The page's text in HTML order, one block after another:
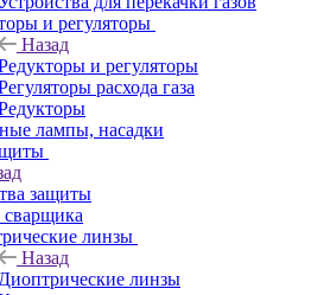
и регуляторы
Назад
и регуляторы
расхода газа
лампы, насадки
защиты
линзы
Назад
Диоптрические линзы